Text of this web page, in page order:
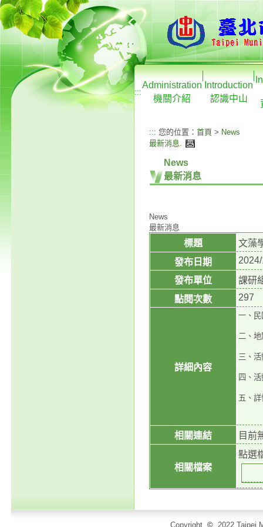
:::
Administration
機關介紹
Introduction
認識中山
::: 您的位置： 首頁 > News
最新消息.
News
最新消息
News
最新消息
標題
文藻
發布日期
發布單位
課研
點閱次數
297
詳細內容
一、民
二、地
三、
四、
五、
相關連結 目前
相關檔案
點選
Copyright © 2022 Taipei